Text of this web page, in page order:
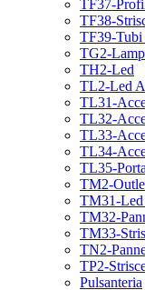
TF37-
TF38-
TF39-
TG2-
TH2-Led
TL2-Led
TL31-
TL32-
TL33-
TL34-
TL35-
TM2-
TM31-Led
TM32-
TM33-
TN2-
TP2-
Pulsanteria